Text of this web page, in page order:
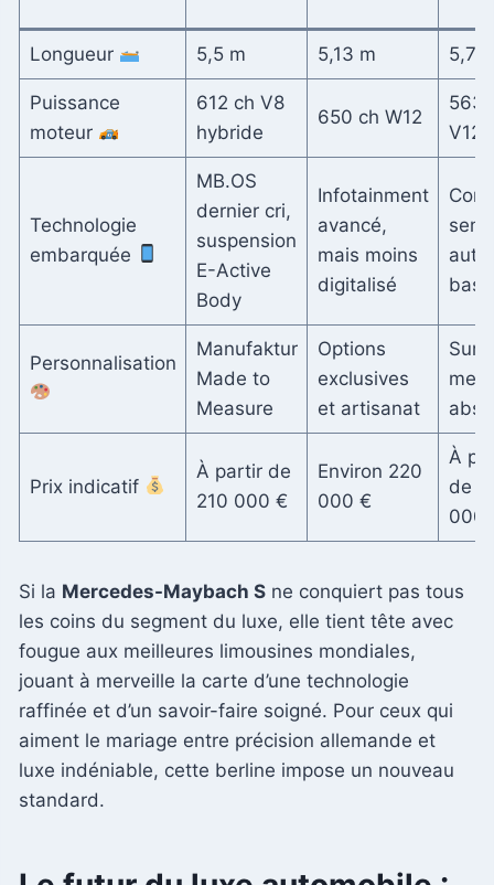
Longueur 5,5 m 5,13 m 5,76
Puissance
moteur
612 ch V8
hybride
650 ch W12
563
V12
Technologie
embarquée
MB.OS
dernier cri,
suspension
E-Active
Body
Infotainment
avancé,
mais moins
digitalisé
Personnalisation
Manufaktur
Made to
Measure
Options
exclusives
et artisanat
Sur
Prix indicatif
À partir de
210 000 €
Environ 220
000 €
À
de
000
Si la Mercedes-Maybach S ne conquiert pas tous
les coins du segment du luxe, elle tient tête avec
fougue aux meilleures limousines mondiales,
jouant à merveille la carte d’une technologie
raffinée et d’un savoir-faire soigné. Pour ceux qui
aiment le mariage entre précision allemande et
luxe indéniable, cette berline impose un nouveau
standard.